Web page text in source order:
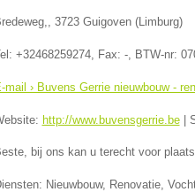
, 3723 Guigoven(Limburg)
+32468259274, Fax: -, BTW-nr:
mail › Buvens Gerrie nieuwbouw -
http://www.buvensgerrie.be|
bij ons kan u terecht voor
Nieuwbouw, Renovatie,